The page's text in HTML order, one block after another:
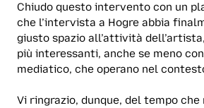
Chiudo questo intervento con un
che l’intervista a Hogre abbia
giusto spazio all’attività
più interessanti, anche se meno
mediatico, che operano nel
Vi ringrazio, dunque, del tempo